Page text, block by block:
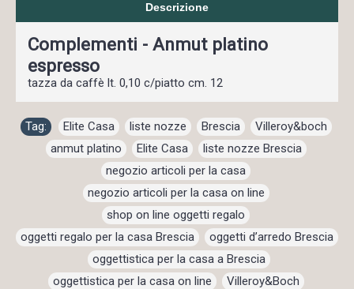
Descrizione
Complementi - Anmut platino
espresso
tazza da caffè lt. 0,10 c/piatto cm. 12
Tag: Elite Casa , liste nozze , Brescia , Villeroy&boch ,
anmut platino , Elite Casa , liste nozze Brescia ,
negozio articoli per la casa
negozio articoli per la casa on line ,
shop on line oggetti regalo
oggetti regalo per la casa Brescia
oggetti d’arredo Brescia
oggettistica per la casa a Brescia ,
oggettistica per la casa on line , Villeroy&Boch ,